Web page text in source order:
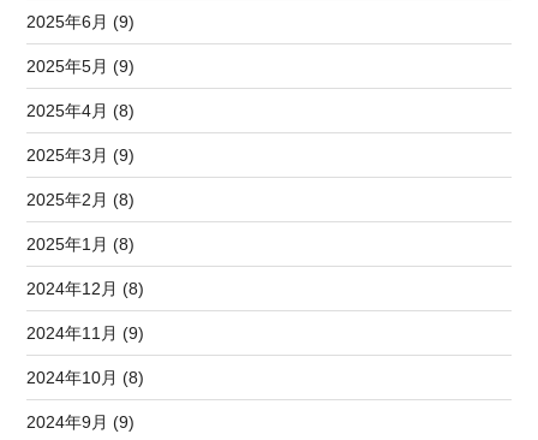
2025年6月 (9)
2025年5月 (9)
2025年4月 (8)
2025年3月 (9)
2025年2月 (8)
2025年1月 (8)
2024年12月 (8)
2024年11月 (9)
2024年10月 (8)
2024年9月 (9)